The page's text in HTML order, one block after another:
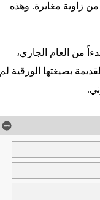
من زاوية مغايرة. وهذه
من العام الجاري،
بصيغتها الورقية لم